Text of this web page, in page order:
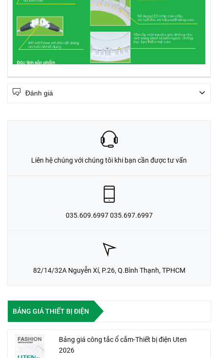
Đánh giá
Liên hệ chúng với chúng tôi khi bạn cần được tư vấn
035.609.6997 035.697.6997
82/14/32A Nguyễn Xí, P.26, Q.Bình Thạnh, TPHCM
BẢNG GIÁ THIẾT BỊ ĐIỆN
Bảng giá công tắc ổ cắm-Thiết bị điện Uten
2026